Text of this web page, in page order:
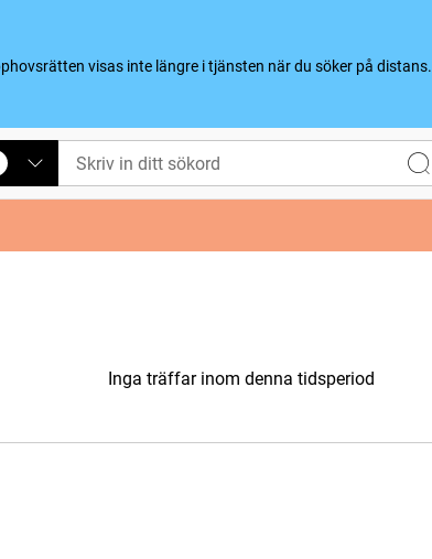
visas inte längre i tjänsten när du söker på distans.
Inga träffar inom denna tidsperiod